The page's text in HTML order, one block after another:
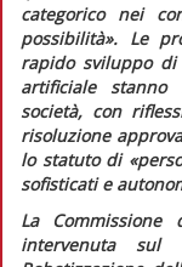
categorico nei
possibilità». Le
rapido sviluppo di
artificiale
società, con
risoluzione
lo statuto di
sofisticati e
La Commissione
intervenuta sul